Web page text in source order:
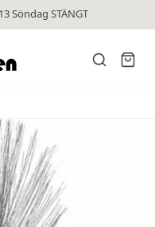
Söndag STÄNGT